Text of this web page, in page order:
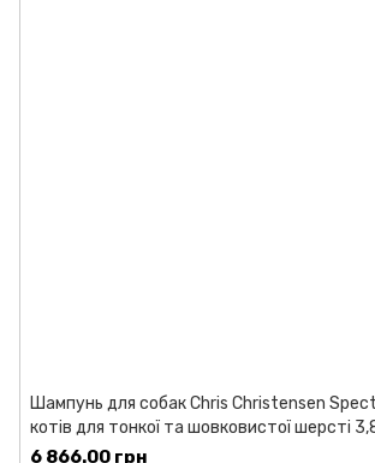
Шампунь для собак Chris Christensen
котів для тонкої та шовковистої шерсті
6 866.00 грн